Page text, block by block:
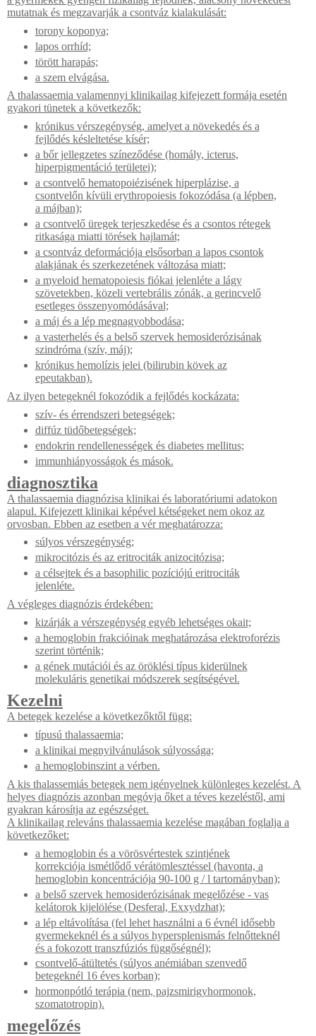
mutatnak és megzavarják a csontváz kialakulását:
torony koponya;
lapos orrhíd;
törött harapás;
a szem elvágása.
A thalassaemia valamennyi klinikailag kifejezett formája esetén
gyakori tünetek a következők:
krónikus vérszegénység, amelyet a növekedés és a
fejlődés késleltetése kísér;
a bőr jellegzetes színeződése (homály, icterus,
hiperpigmentáció területei);
a csontvelő hematopoiézisének hiperplázise, ​​a
csontvelőn kívüli erythropoiesis fokozódása (a lépben,
a májban);
a csontvelő üregek terjeszkedése és a csontos rétegek
ritkasága miatti törések hajlamát;
a csontváz deformációja elsősorban a lapos csontok
alakjának és szerkezetének változása miatt;
a myeloid hematopoiesis fiókai jelenléte a lágy
szövetekben, közeli vertebrális zónák, a gerincvelő
esetleges összenyomódásával;
a máj és a lép megnagyobbodása;
a vasterhelés és a belső szervek hemosiderózisának
szindróma (szív, máj);
krónikus hemolízis jelei (bilirubin kövek az
epeutakban).
Az ilyen betegeknél fokozódik a fejlődés kockázata:
szív- és érrendszeri betegségek;
diffúz tüdőbetegségek;
endokrin rendellenességek és diabetes mellitus;
immunhiányosságok és mások.
diagnosztika
A thalassaemia diagnózisa klinikai és laboratóriumi adatokon
alapul. Kifejezett klinikai képével kétségeket nem okoz az
orvosban. Ebben az esetben a vér meghatározza:
súlyos vérszegénység;
mikrocitózis és az eritrociták anizocitózisa;
a célsejtek és a basophilic pozíciójú eritrociták
jelenléte.
A végleges diagnózis érdekében:
kizárják a vérszegénység egyéb lehetséges okait;
a hemoglobin frakcióinak meghatározása elektroforézis
szerint történik;
a gének mutációi és az öröklési típus kiderülnek
molekuláris genetikai módszerek segítségével.
Kezelni
A betegek kezelése a következőktől függ:
típusú thalassaemia;
a klinikai megnyilvánulások súlyossága;
a hemoglobinszint a vérben.
A kis thalassemiás betegek nem igényelnek különleges kezelést. A
helyes diagnózis azonban megóvja őket a téves kezeléstől, ami
gyakran károsítja az egészséget.
A klinikailag releváns thalassaemia kezelése magában foglalja a
következőket:
a hemoglobin és a vörösvértestek szintjének
korrekciója ismétlődő vérátömlesztéssel (havonta, a
hemoglobin koncentrációja 90-100 g / l tartományban);
a belső szervek hemosiderózisának megelőzése - vas
kelátorok kijelölése (Desferal, Exxydzhat);
a lép eltávolítása (fel lehet használni a 6 évnél idősebb
gyermekeknél és a súlyos hypersplenismás felnőtteknél
és a fokozott transzfúziós függőségnél);
csontvelő-átültetés (súlyos anémiában szenvedő
betegeknél 16 éves korban);
hormonpótló terápia (nem, pajzsmirigyhormonok,
szomatotropin).
megelőzés